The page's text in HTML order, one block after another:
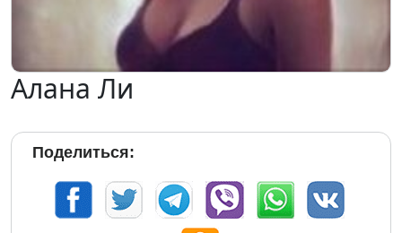
Алана Ли
Поделиться: